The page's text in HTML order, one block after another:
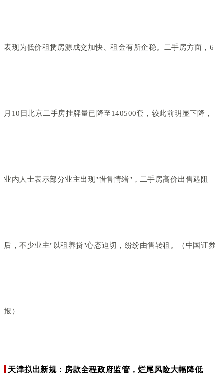
表现为低价租赁房源成交加快、租金有所企稳。二手房方面，6
月10日北京二手房挂牌量已降至140500套，较此前明显下降，
业内人士表示部分业主出现"惜售情绪"，二手房高价出售遇阻
后，不少业主"以租养贷"心态迫切，纷纷由售转租。（中国证券
报）
天津拟出新规：房款全程政府监管，烂尾风险大幅降低